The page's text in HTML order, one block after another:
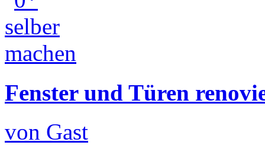
Fenster und Türen
von Gast